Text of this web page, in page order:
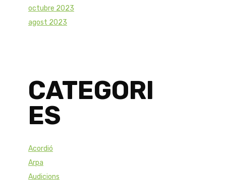
octubre 2023
agost 2023
CATEGORI
ES
Acordió
Arpa
Audicions